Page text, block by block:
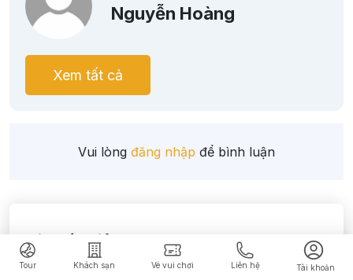
Nguyễn Hoàng
Xem tất cả
Vui lòng đăng nhập để bình luận
Tin tức liên quan
Tour Khách sạn Vé vui chơi Liên hệ Tài khoản